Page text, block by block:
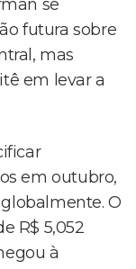
se
futura sobre
mas
em levar a
em outubro,
O
R$ 5,052
à